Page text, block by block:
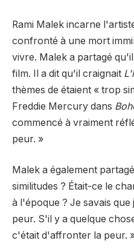
Rami Malek incarne
confronté à une mort
vivre. Malek a partagé
film. Il a dit qu'il craignait
thèmes de étaient « trop
Freddie Mercury dans
commencé à vraiment
peur. »
Malek a également
similitudes ? Était-ce le
à l'époque ? Je savais que
peur. S'il y a quelque
c'était d'affronter la peur.